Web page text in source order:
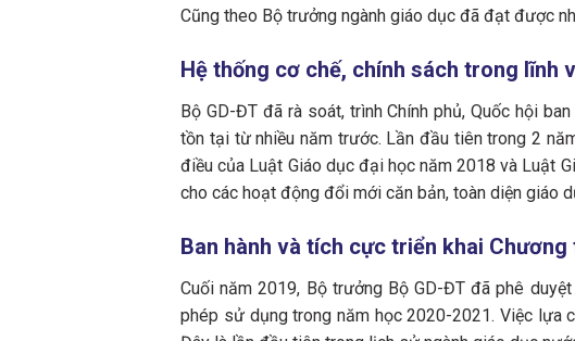
Cũng theo Bộ trưởng ngành giáo dục đã đạt được
Hệ thống cơ chế, chính sách trong lĩnh
Bộ GD-ĐT đã rà soát, trình Chính phủ, Quốc hội
tồn tại từ nhiều năm trước. Lần đầu tiên trong 2
điều của Luật Giáo dục đại học năm 2018 và Luật
cho các hoạt động đổi mới căn bản, toàn diện giáo
Ban hành và tích cực triển khai
Cuối năm 2019, Bộ trưởng Bộ GD-ĐT đã phê
phép sử dụng trong năm học 2020-2021. Việc lựa